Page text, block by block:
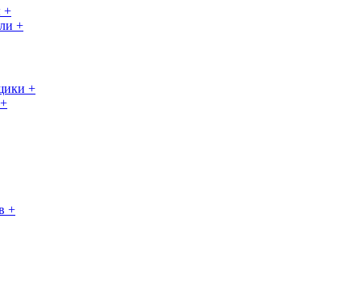
+
+
+
+